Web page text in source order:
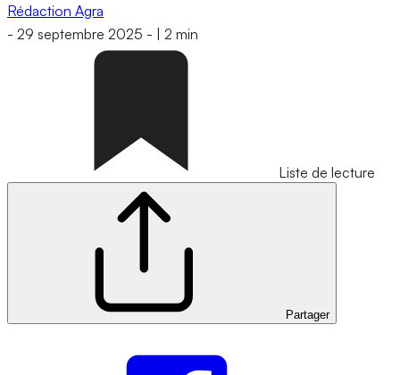
Rédaction Agra
- 29 septembre 2025 - 2 min
Liste de lecture
Partager